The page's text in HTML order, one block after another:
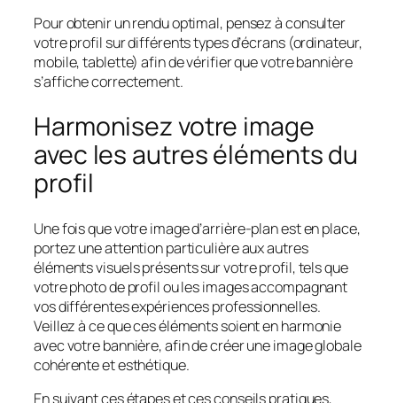
Pour obtenir un rendu optimal, pensez à consulter
votre profil sur différents types d’écrans (ordinateur,
mobile, tablette) afin de vérifier que votre bannière
s’affiche correctement.
Harmonisez votre image
avec les autres éléments du
profil
Une fois que votre image d’arrière-plan est en place,
portez une attention particulière aux autres
éléments visuels présents sur votre profil, tels que
votre photo de profil ou les images accompagnant
vos différentes expériences professionnelles.
Veillez à ce que ces éléments soient en harmonie
avec votre bannière, afin de créer une image globale
cohérente et esthétique.
En suivant ces étapes et ces conseils pratiques,